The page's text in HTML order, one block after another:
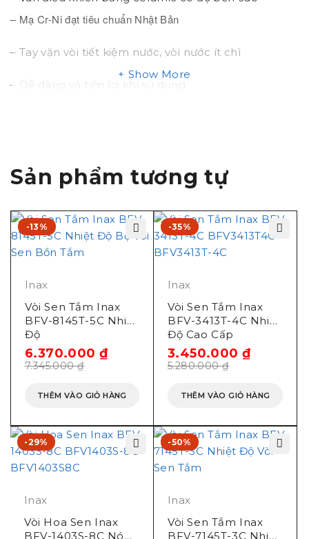
– Mạ Cr-Ni đạt tiêu chuẩn Nhật Bản
– Tay vặn vòi tiết kiệm nước, vòi nước ít chì
– Dễ dàng và tiện lợi khi sử dụng
Show More
Sản phẩm tương tự
-13%
Inax
Vòi Sen Tắm Inax
BFV-8145T-5C Nhiệt
Độ
7.345.000₫
6.370.000₫
THÊM VÀO GIỎ HÀNG
-35%
Inax
Vòi Sen Tắm Inax
BFV-3413T-4C Nhiệt
Độ Cao Cấp
5.280.000₫
3.450.000₫
THÊM VÀO GIỎ HÀNG
-29%
Inax
Vòi Hoa Sen Inax
BFV-1403S-8C Nóng
-50%
Inax
Vòi Sen Tắm Inax
BFV-7145T-3C Nhiệt